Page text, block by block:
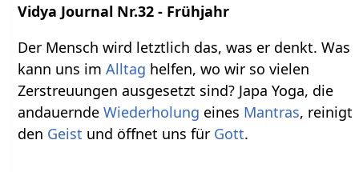
Vidya Journal Nr.32 - Frühjahr
Der Mensch wird letztlich das, was er denkt. Was
kann uns imAlltag helfen, wo wir so vielen
Zerstreuungen ausgesetzt sind? Japa Yoga, die
andauerndeWiederholung eines Mantras, reinigt
den Geist und öffnet uns für Gott.